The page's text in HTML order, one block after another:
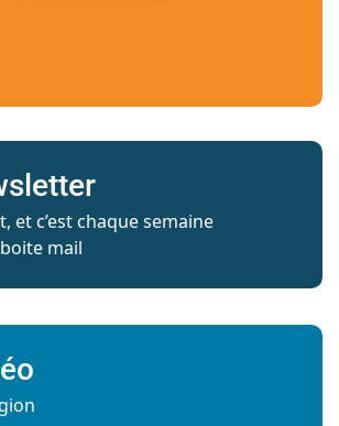
et c’est chaque semaine
mail